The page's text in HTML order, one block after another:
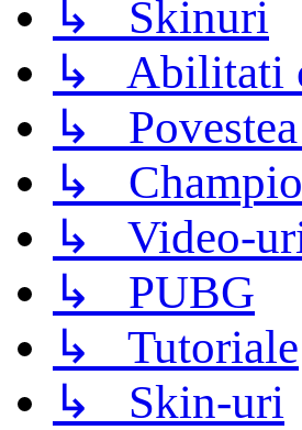
↳ Skinuri
↳ Abilitati
↳
↳
↳ Video-
↳ PUBG
↳ Tutoriale
↳ Skin-uri